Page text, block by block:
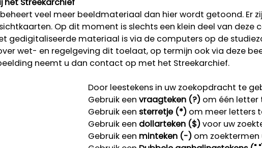
veel meer beeldmateriaal dan hier wordt getoond. Er
Op dit moment is slechts een klein deel van deze
gedigitaliseerde materiaal is via de computers op de
wet- en regelgeving dit toelaat, op termijn ook via deze
neemt u dan contact op met het Streekarchief.
Door leestekens in uw zoekopdracht te
Gebruik een vraagteken (?) om één letter
Gebruik een sterretje (*) om meer letters
Gebruik een dollarteken ($)voor uw
Gebruik een minteken (-) om zoektermen